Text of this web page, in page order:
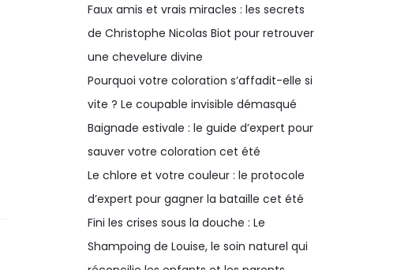
Faux amis et vrais miracles : les secrets
de Christophe Nicolas Biot pour retrouver
une chevelure divine
Pourquoi votre coloration s’affadit-elle si
vite ? Le coupable invisible démasqué
Baignade estivale : le guide d’expert pour
sauver votre coloration cet été
Le chlore et votre couleur : le protocole
d’expert pour gagner la bataille cet été
Fini les crises sous la douche : Le
Shampoing de Louise, le soin naturel qui